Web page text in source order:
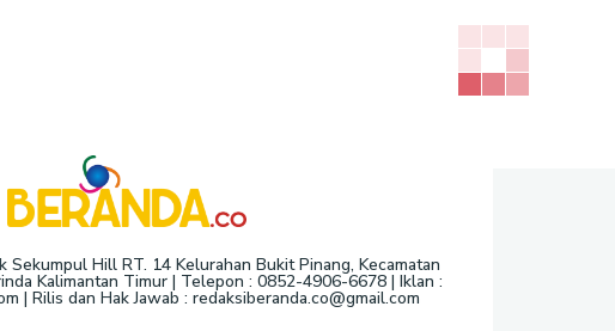
Sekumpul Hill RT. 14 Kelurahan Bukit Pinang, Kecamatan
Kalimantan Timur | Telepon : 0852-4906-6678 | Iklan :
| Rilis dan Hak Jawab : redaksiberanda.co@gmail.com